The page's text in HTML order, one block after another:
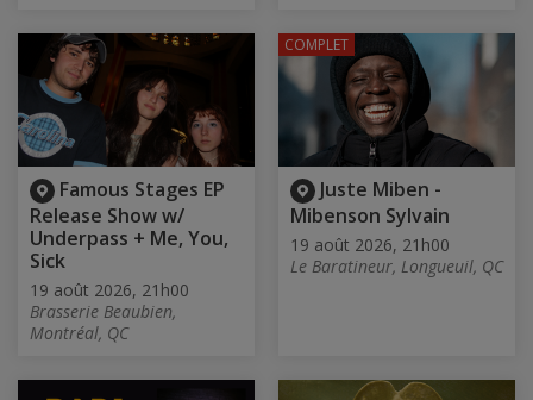
Famous Stages EP
Release Show w/
Underpass + Me, You,
Sick
19 août 2026, 21h00
Brasserie Beaubien,
Montréal, QC
Juste Miben -
Mibenson Sylvain
19 août 2026, 21h00
Le Baratineur, Longueuil, QC
COMPLET